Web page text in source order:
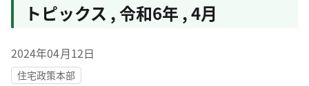
トピックス ,令和6年 ,4月
2024年04月12日
住宅政策本部